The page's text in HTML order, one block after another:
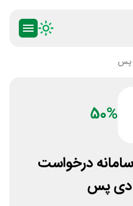
پس
50%
50% سامانه درخواست
دی پس